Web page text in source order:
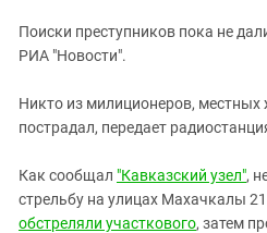
СКФО
Чечня
Южный Кавказ
ЮФО
Поиски преступников пока не
РИА "Новости".
Никто из милиционеров, местных
пострадал, передает
Как сообщал "Кавказский узел",
стрельбу на улицах Махачкалы 21
обстреляли участкового, затем